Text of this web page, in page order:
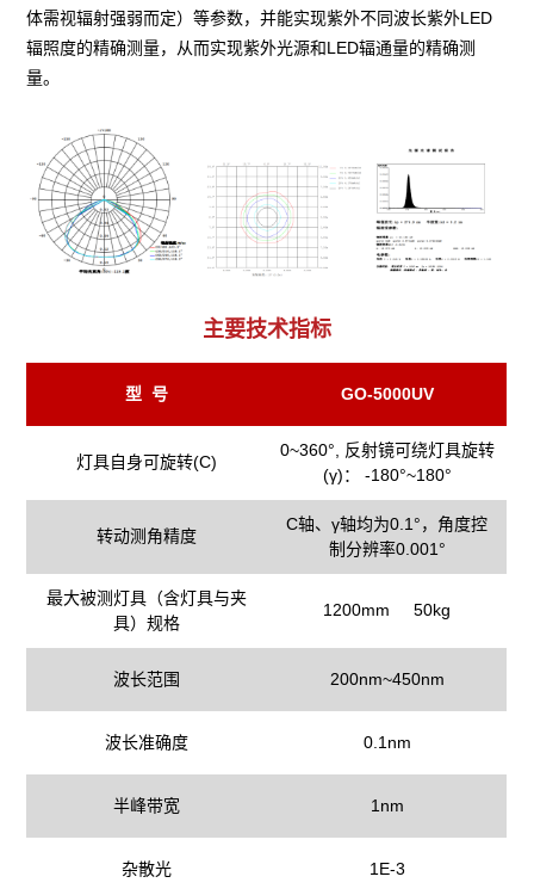
体需视辐射强弱而定）等参数，并能实现紫外不同波长紫外LED
辐照度的精确测量，从而实现紫外光源和LED辐通量的精确测
量。
主要技术指标
型 号 GO-5000UV
灯具自身可旋转(C)
0~360°, 反射镜可绕灯具旋转
(γ)： -180°~180°
转动测角精度
C轴、γ轴均为0.1°，角度控
制分辨率0.001°
最大被测灯具（含灯具与夹
具）规格
1200mm 50kg
波长范围 200nm~450nm
波长准确度 0.1nm
半峰带宽 1nm
杂散光 1E-3